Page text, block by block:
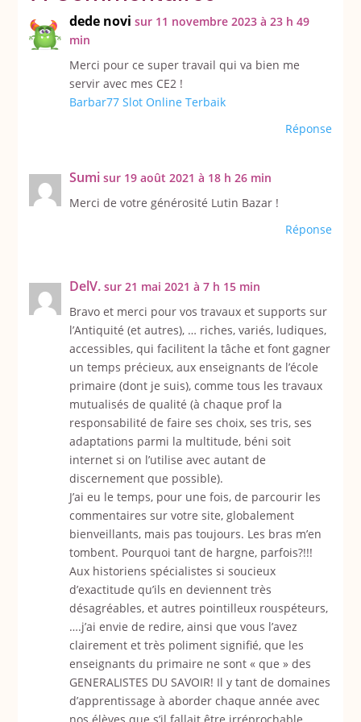
dede novi sur 11 novembre 2023 à 23 h 49
min
Merci pour ce super travail qui va bien me
servir avec mes CE2 !
Barbar77 Slot Online Terbaik
Réponse
Sumi sur 19 août 2021 à 18 h 26 min
Merci de votre générosité Lutin Bazar !
Réponse
DelV. sur 21 mai 2021 à 7 h 15 min
Bravo et merci pour vos travaux et supports sur
l’Antiquité (et autres), … riches, variés, ludiques,
accessibles, qui facilitent la tâche et font gagner
un temps précieux, aux enseignants de l’école
primaire (dont je suis), comme tous les travaux
mutualisés de qualité (à chaque prof la
responsabilité de faire ses choix, ses tris, ses
adaptations parmi la multitude, béni soit
internet si on l’utilise avec autant de
discernement que possible).
J’ai eu le temps, pour une fois, de parcourir les
commentaires sur votre site, globalement
bienveillants, mais pas toujours. Les bras m’en
tombent. Pourquoi tant de hargne, parfois?!!!
Aux historiens spécialistes si soucieux
d’exactitude qu’ils en deviennent très
désagréables, et autres pointilleux rouspéteurs,
….j’ai envie de redire, ainsi que vous l’avez
clairement et très poliment signifié, que les
enseignants du primaire ne sont « que » des
GENERALISTES DU SAVOIR! Il y tant de domaines
d’apprentissage à aborder chaque année avec